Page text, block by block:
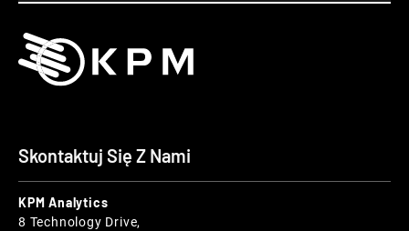
Skontaktuj Się Z Nami
KPM Analytics
8 Technology Drive,